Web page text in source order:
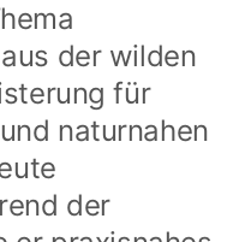
der wilden
für
naturnahen
der